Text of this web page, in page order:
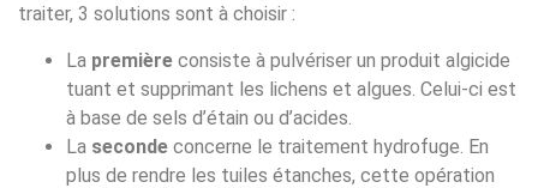
traiter, 3 solutions sont à choisir :
La première consiste à pulvériser un produit algicide
tuant et supprimant les lichens et algues. Celui-ci est
à base de sels d’étain ou d’acides.
La seconde concerne le traitement hydrofuge. En
plus de rendre les tuiles étanches, cette opération